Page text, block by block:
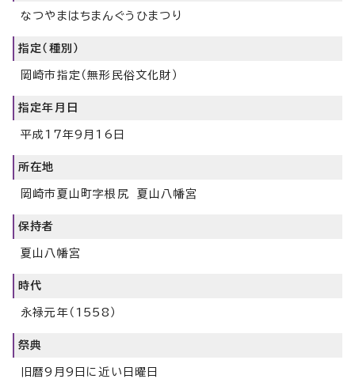
なつやまはちまんぐうひまつり
指定（種別）
岡崎市指定（無形民俗文化財）
指定年月日
平成17年9月16日
所在地
岡崎市夏山町字根尻 夏山八幡宮
保持者
夏山八幡宮
時代
永禄元年（1558）
祭典
旧暦9月9日に近い日曜日